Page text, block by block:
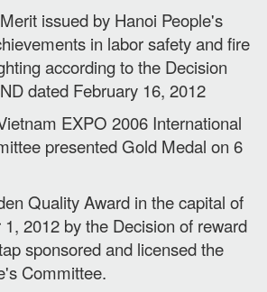
issued by Hanoi People's
in labor safety and fire
according to the Decision
dated February 16, 2012
EXPO 2006 International
presented Gold Medal on 6
Quality Award in the capital of
2012 by the Decision of reward
sponsored and licensed the
Committee.